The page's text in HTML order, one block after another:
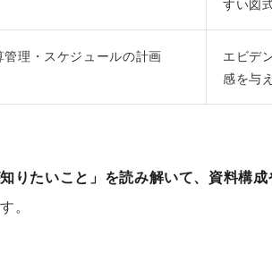
すい図
管理・スケジュールの計画
エビデ
感を与
りたいこと」を読み解いて、資料構
。